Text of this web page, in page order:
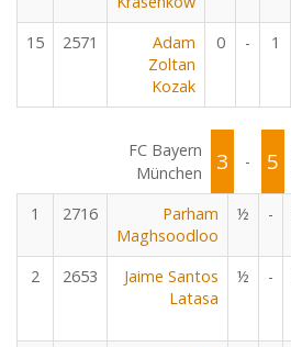
15 2571
Adam
Zoltan
Kozak
0 - 1
FC Bayern
München
3 - 5
1
2716
Parham
Maghsoodloo
½ -
2 2653
Jaime Santos
Latasa
½ -